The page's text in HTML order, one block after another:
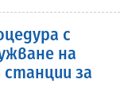
с
на
за